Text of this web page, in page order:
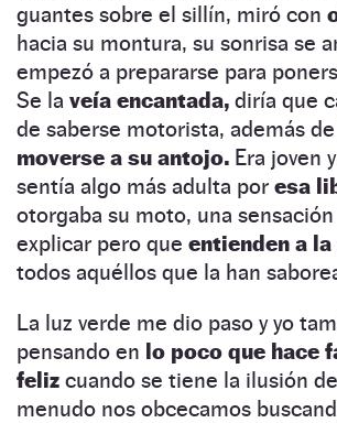
guantes sobre el sillín, miró con
hacia su montura, su sonrisa se
empezó a prepararse para
Se la veía encantada, diría que
de saberse motorista, además de
moverse a su antojo. Era joven
sentía algo más adulta por esa
otorgaba su moto, una
explicar pero que entienden a
todos aquéllos que la han
La luz verde me dio paso y yo
pensando en lo poco que hace
feliz cuando se tiene la ilusión
menudo nos obcecamos